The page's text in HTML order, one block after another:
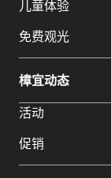
儿童体验
免费观光
樟宜动态
活动
促销